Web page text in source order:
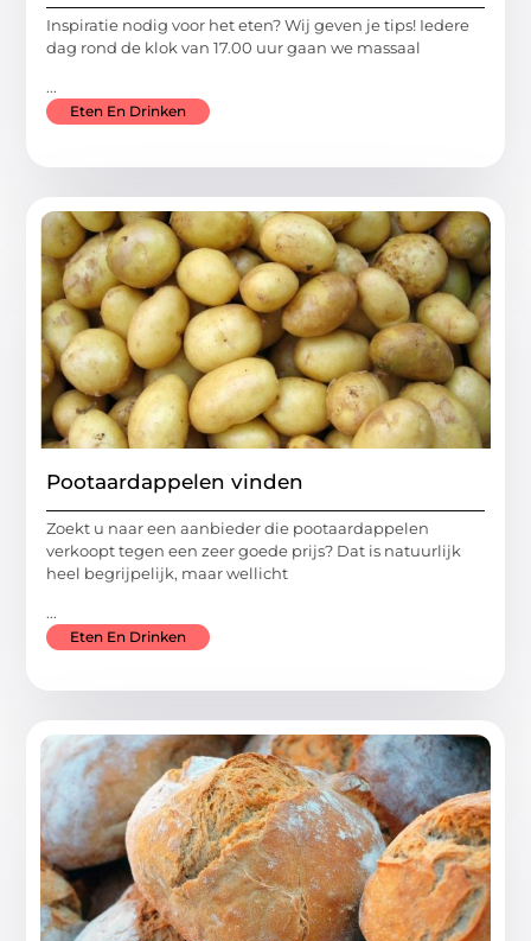
Inspiratie nodig voor het eten? Wij geven je tips! Iedere
dag rond de klok van 17.00 uur gaan we massaal
...
Eten En Drinken
Pootaardappelen vinden
Zoekt u naar een aanbieder die pootaardappelen
verkoopt tegen een zeer goede prijs? Dat is natuurlijk
heel begrijpelijk, maar wellicht
...
Eten En Drinken